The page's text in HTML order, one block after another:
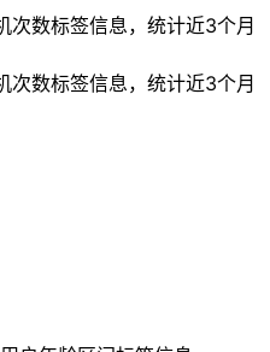
次数标签信息，统计近3个月
次数标签信息，统计近3个月